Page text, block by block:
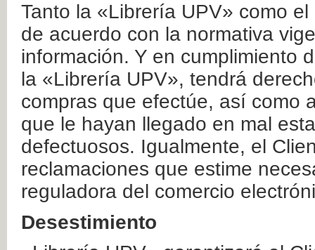
Tanto la «Librería UPV» como
de acuerdo con la normativa
información. Y en cumplimiento
la «Librería UPV», tendrá
compras que efectúe, así como
que le hayan llegado en mal
defectuosos. Igualmente, el
reclamaciones que estime
reguladora del comercio
Desestimiento